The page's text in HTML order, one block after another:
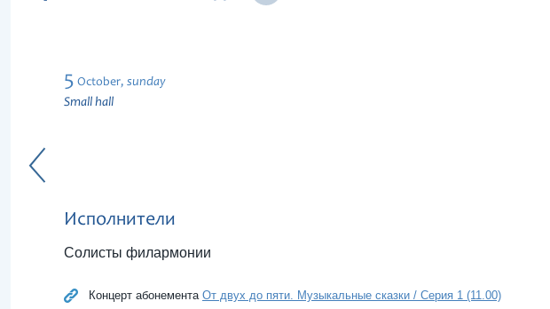
5 October, sunday
Small hall
Исполнители
Солисты филармонии
Концерт абонемента От двух до пяти. Музыкальные сказки / Серия 1 (11.00)